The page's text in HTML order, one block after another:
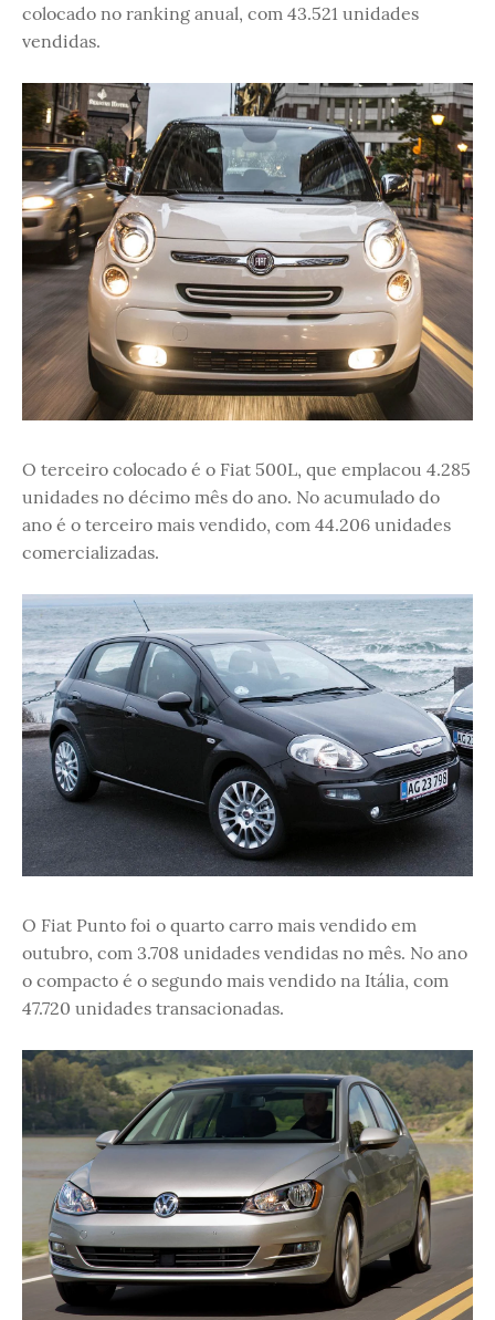
colocado no ranking anual, com 43.521 unidades
vendidas.
O terceiro colocado é o Fiat 500L, que emplacou 4.285
unidades no décimo mês do ano. No acumulado do
ano é o terceiro mais vendido, com 44.206 unidades
comercializadas.
O Fiat Punto foi o quarto carro mais vendido em
outubro, com 3.708 unidades vendidas no mês. No ano
o compacto é o segundo mais vendido na Itália, com
47.720 unidades transacionadas.